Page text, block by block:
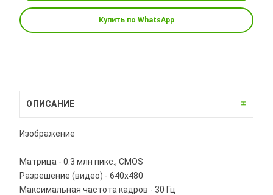
Купить по WhatsApp
ОПИСАНИЕ
Изображение
Матрица - 0.3 млн пикс., CMOS
Разрешение (видео) - 640x480
Максимальная частота кадров - 30 Гц